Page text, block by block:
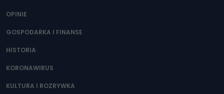
OPINIE
GOSPODARKA I FINANSE
HISTORIA
KORONAWIRUS
KULTURA I ROZRYWKA